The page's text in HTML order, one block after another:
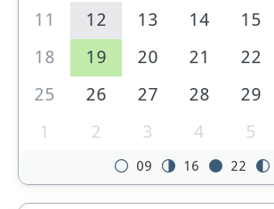
11
12 13 14 15
18
19 20 21 22
25
26 27 28 29
1
2 3 4 5
09 16 22